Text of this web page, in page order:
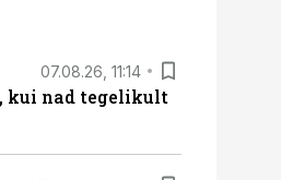
07.08.26, 11:14
kui nad tegelikult